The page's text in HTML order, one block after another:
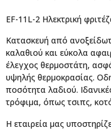
EF-11L-2 Ηλεκτρική
Κατασκευή από
καλαθιού και εύκολα
έλεγχος θερμοστάτη,
υψηλής θερμοκρασίας.
ποσότητα λαδιού.
τρόφιμα, όπως τσιπς,
Η εταιρεία μας